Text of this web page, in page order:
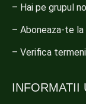
– Hai pe grupul
– Aboneaza-te la
– Verifica
INFORMATII